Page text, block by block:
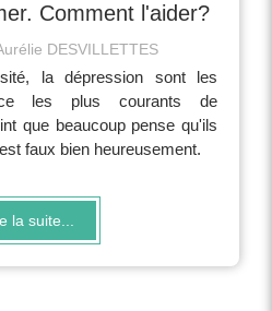
Comment l'aider?
DESVILLETTES
la dépression sont les
les plus courants de
que beaucoup pense qu'ils
faux bien heureusement.
la suite...